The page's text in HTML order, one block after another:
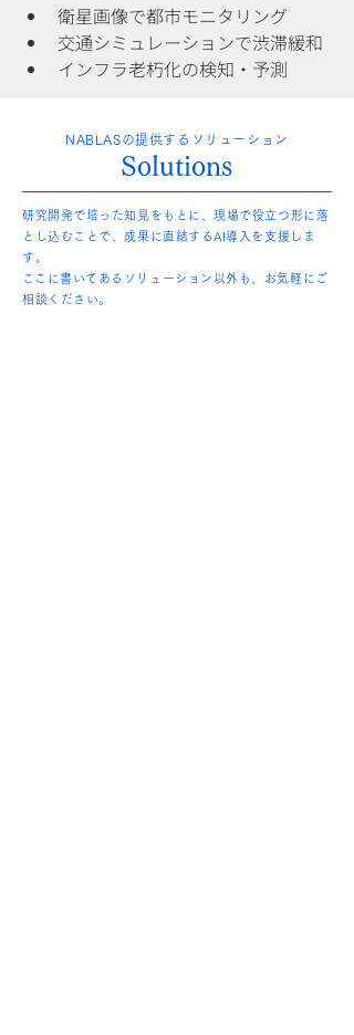
衛星画像で都市モニタリング
交通シミュレーションで渋滞緩和
インフラ老朽化の検知・予測
NABLASの提供するソリューション
Solutions
研究開発で培った知見をもとに、現場で役立つ形に落
とし込むことで、成果に直結するAI導入を支援しま
す。
​ここに書いてあるソリューション以外も、お気軽にご
相談ください。